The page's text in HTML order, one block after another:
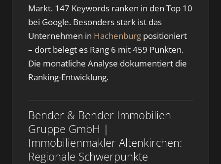
Markt. 147 Keywords ranken in den Top 10
bei Google. Besonders stark ist das
Unternehmen in Hachenburg positioniert
– dort belegt es Rang 6 mit 459 Punkten.
Die monatliche Analyse dokumentiert die
Ranking-Entwicklung.
Bender & Bender Immobilien
Gruppe GmbH |
Immobilienmakler Altenkirchen:
Regionale Schwerpunkte